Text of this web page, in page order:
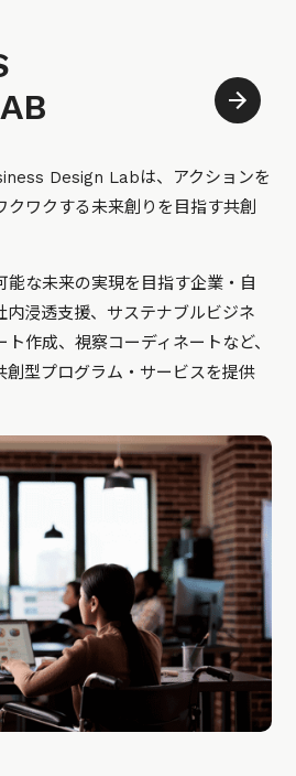
Design Labは、アクションを
ワクする未来創りを目指す共創
能な未来の実現を目指す企業・自
内浸透支援、サステナブルビジネ
作成、視察コーディネートなど、
創型プログラム・サービスを提供